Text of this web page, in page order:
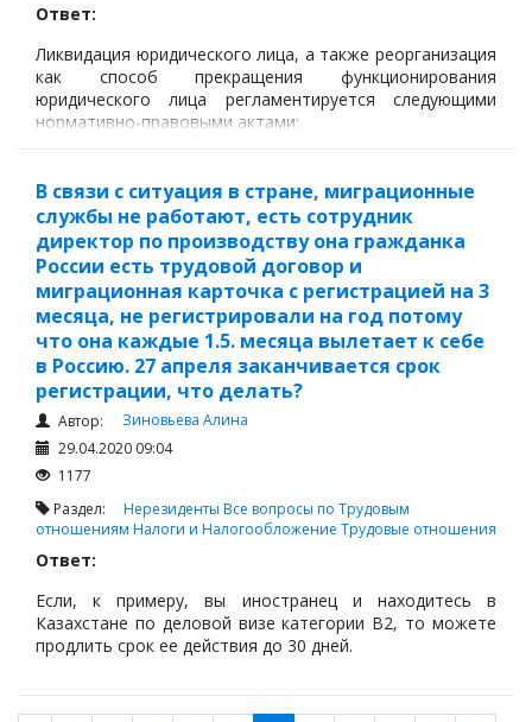
Ответ:
Ликвидация юридического лица, а также реорганизация
как способ прекращения функционирования
юридического лица регламентируется следующими
нормативно-правовыми актами:
В связи с ситуация в стране, миграционные
службы не работают, есть сотрудник
директор по производству она гражданка
России есть трудовой договор и
миграционная карточка с регистрацией на 3
месяца, не регистрировали на год потому
что она каждые 1.5. месяца вылетает к себе
в Россию. 27 апреля заканчивается срок
регистрации, что делать?
Автор:
Зиновьева Алина
29.04.2020 09:04
1177
Раздел: Нерезиденты Все вопросы по Трудовым
отношениям Налоги и Налогообложение Трудовые отношения
Ответ:
Если, к примеру, вы иностранец и находитесь в
Казахстане по деловой визе категории B2, то можете
продлить срок ее действия до 30 дней.